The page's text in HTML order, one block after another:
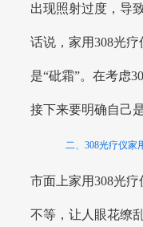
出现照射过度，导
话说，家用308光
是“砒霜”。在考虑
接下来要明确自己
二、308光疗仪家
市面上家用308光
不等，让人眼花缭